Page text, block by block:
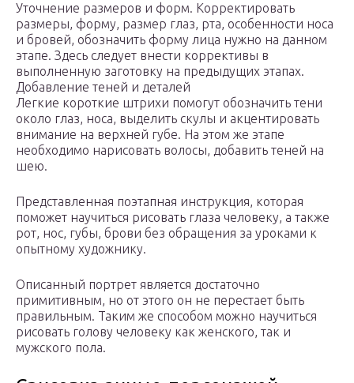
Уточнение размеров и форм. Корректировать
размеры, форму, размер глаз, рта, особенности носа
и бровей, обозначить форму лица нужно на данном
этапе. Здесь следует внести коррективы в
выполненную заготовку на предыдущих этапах.
Добавление теней и деталей
Легкие короткие штрихи помогут обозначить тени
около глаз, носа, выделить скулы и акцентировать
внимание на верхней губе. На этом же этапе
необходимо нарисовать волосы, добавить теней на
шею.
Представленная поэтапная инструкция, которая
поможет научиться рисовать глаза человеку, а также
рот, нос, губы, брови без обращения за уроками к
опытному художнику.
Описанный портрет является достаточно
примитивным, но от этого он не перестает быть
правильным. Таким же способом можно научиться
рисовать голову человеку как женского, так и
мужского пола.